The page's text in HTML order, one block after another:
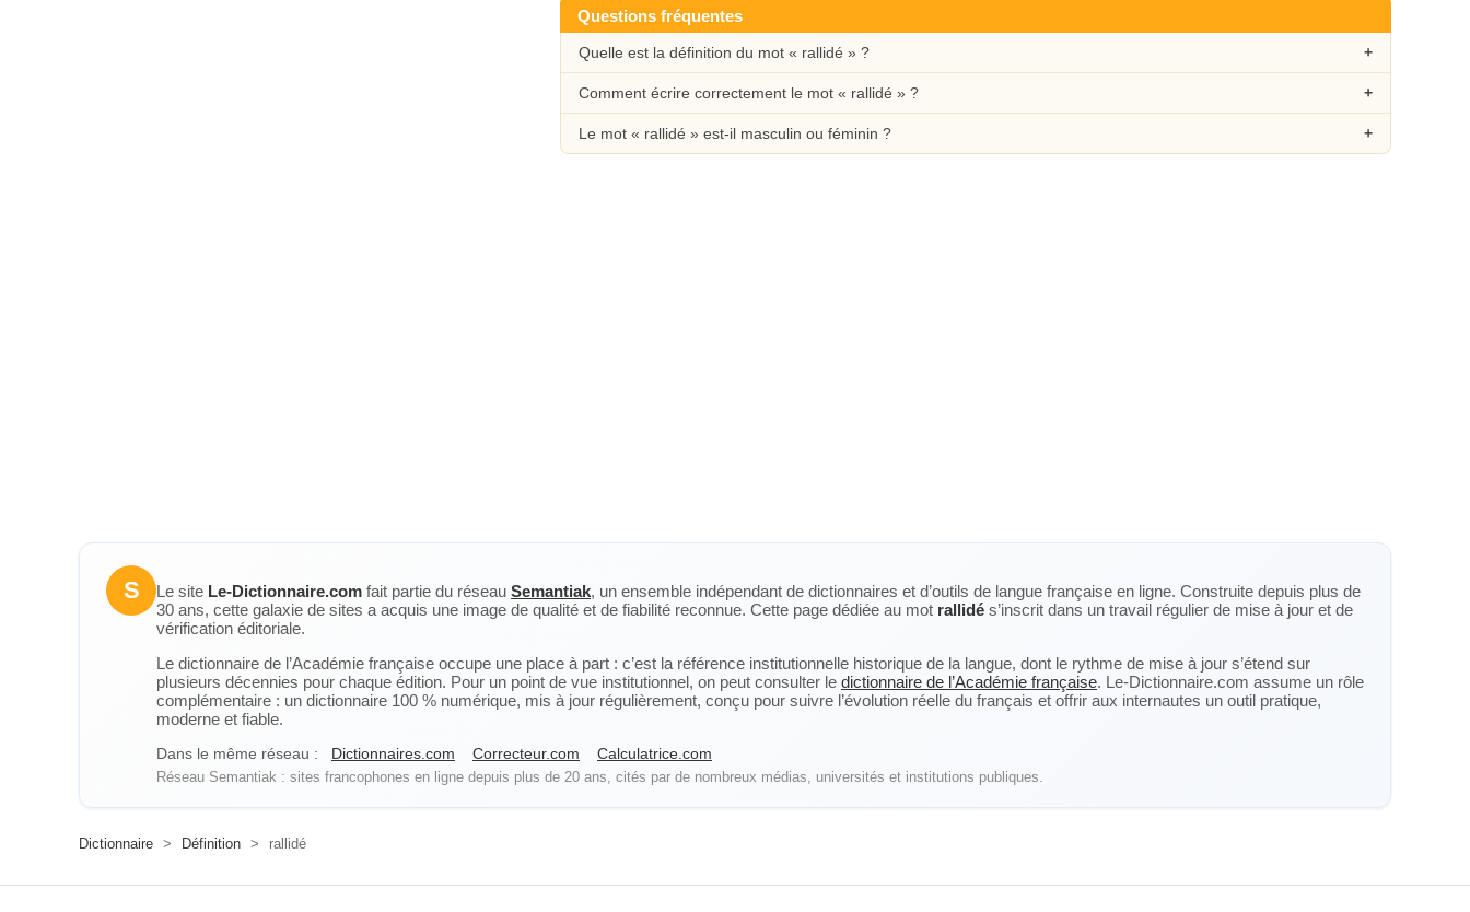
Questions fréquentes
Quelle est la définition du mot « rallidé » ?
Comment écrire correctement le mot « rallidé » ?
Le mot « rallidé » est-il masculin ou féminin ?
S Le site Le-Dictionnaire.com fait partie du réseau Semantiak, un ensemble indépendant de dictionnaires et d’outils de langue française en ligne. Construite depuis plus de
30 ans, cette galaxie de sites a acquis une image de qualité et de fiabilité reconnue. Cette page dédiée au mot rallidé s’inscrit dans un travail régulier de mise à jour et de
vérification éditoriale.
Le dictionnaire de l’Académie française occupe une place à part : c’est la référence institutionnelle historique de la langue, dont le rythme de mise à jour s’étend sur
plusieurs décennies pour chaque édition. Pour un point de vue institutionnel, on peut consulter le dictionnaire de l’Académie française. Le-Dictionnaire.com assume un rôle
complémentaire : un dictionnaire 100 % numérique, mis à jour régulièrement, conçu pour suivre l’évolution réelle du français et offrir aux internautes un outil pratique,
moderne et fiable.
Dans le même réseau : Dictionnaires.com Correcteur.com Calculatrice.com
Réseau Semantiak : sites francophones en ligne depuis plus de 20 ans, cités par de nombreux médias, universités et institutions publiques.
Dictionnaire > Définition > rallidé